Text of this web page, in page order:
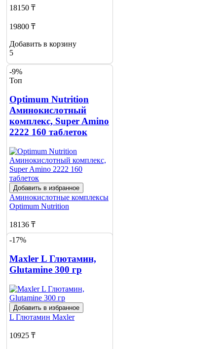
18150 ₸
19800 ₸
Добавить в корзину
5
-9%
Топ
Optimum Nutrition
Аминокислотный
комплекс, Super Amino
2222 160 таблеток
Добавить в избранное
Аминокислотные комплексы
Optimum Nutrition
18136 ₸
19950 ₸
Добавить в корзину
4
-17%
Maxler L Глютамин,
Glutamine 300 гр
Добавить в избранное
L Глютамин Maxler
10925 ₸